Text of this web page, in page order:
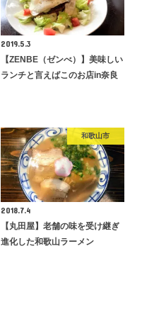
2019.5.3
【ZENBE（ゼンべ）】美味しい
ランチと言えばこのお店in奈良
和歌山市
2018.7.4
【丸田屋】老舗の味を受け継ぎ
進化した和歌山ラーメン